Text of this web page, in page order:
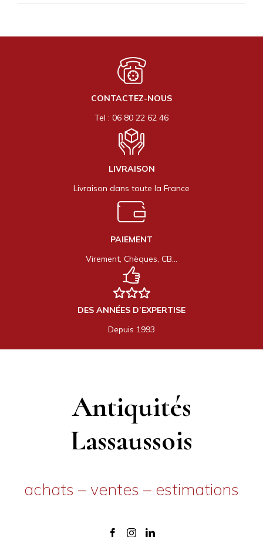
CONTACTEZ-NOUS
Tel : 06 80 22 62 46
LIVRAISON
Livraison dans toute la France
PAIEMENT
Virement, Chèques, CB…
DES ANNÉES D’EXPERTISE
Depuis 1993
Antiquités
Lassaussois
achats – ventes – estimations